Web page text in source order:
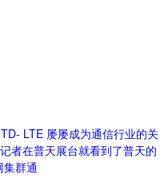
LTE 屡屡成为通信行业的关
者在普天展台就看到了普天的
群通